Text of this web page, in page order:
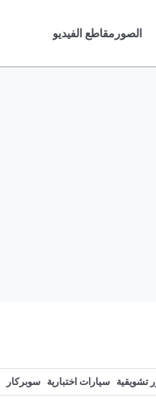
الصور مقاطع الفيديو
تشويقية سيارات اختبارية سوبركار